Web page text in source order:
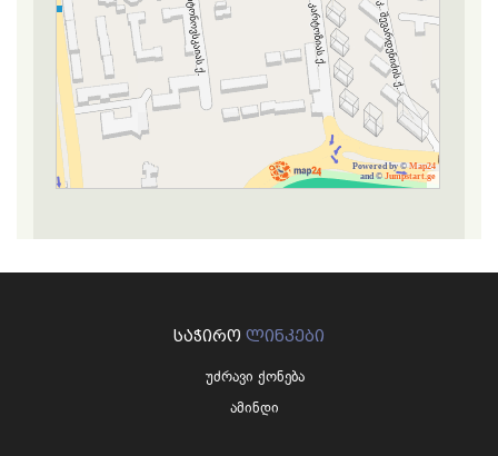
Powered by ©Map24
and ©Jumpstart.ge
ᲡᲐᲭᲘᲠᲝ ᲚᲘᲜᲙᲔᲑᲘ
უძრავი ქონება
ამინდი